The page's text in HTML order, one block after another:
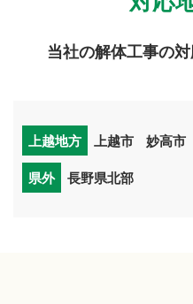
当社の解体工事の
上越地方 上越市 妙高市
県外
長野県北部